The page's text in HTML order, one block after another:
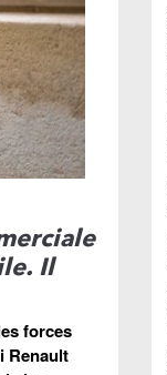
Il
forces
Renault